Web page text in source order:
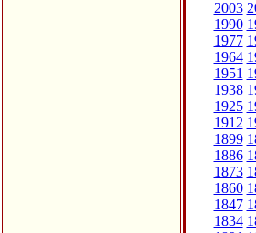
2003
1990
1977
1964
1951
1938
1925
1912
1899
1886
1873
1860
1847
1834